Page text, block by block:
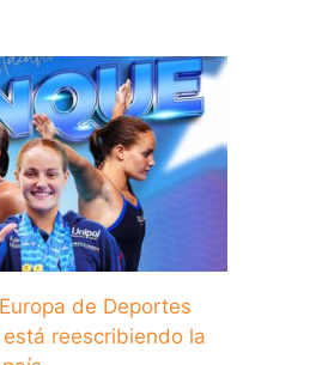
de Deportes
reescribiendo la